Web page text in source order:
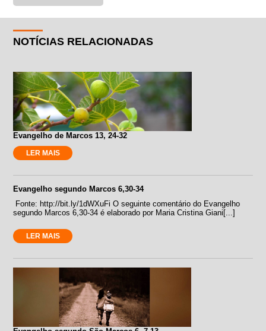
NOTÍCIAS RELACIONADAS
Evangelho de Marcos 13, 24-32
LER MAIS
Evangelho segundo Marcos 6,30-34
Fonte: http://bit.ly/1dWXuFi O seguinte comentário do Evangelho
segundo Marcos 6,30-34 é elaborado por Maria Cristina Giani[...]
LER MAIS